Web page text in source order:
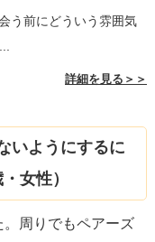
う前にどういう雰囲気
詳細を見る＞＞
いようにするに
女性）
周りでもペアーズ